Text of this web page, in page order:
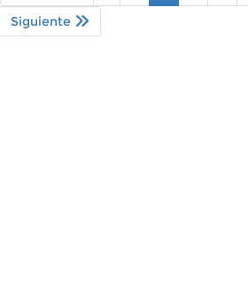
Siguiente